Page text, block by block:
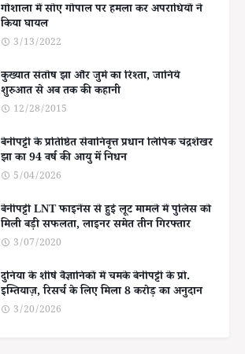
गोशाला में सोए गोपाल पर हमला कर अपराधियों ने
किया घायल
3/13/2022
कुख्यात संतोष झा और जुर्म का रिश्ता, जानिये
शुरुआत से अब तक की कहानी
12/28/2015
बेनीपट्टी के प्रतिष्ठित सेवानिवृत्त प्रधान लिपिक चंद्रशेखर
झा का 94 वर्ष की आयु में निधन
5/04/2026
बेनीपट्टी LNT फाइनेंस से हुई लूट मामले में पुलिस को
मिली बड़ी सफलता, लाइनर समेत तीन गिरफ्तार
3/07/2020
दुनिया के शीर्ष वैज्ञानिकों में चमके बेनीपट्टी के प्रो.
इम्तियाज़, रिसर्च के लिए मिला 8 करोड़ का अनुदान
3/20/2026